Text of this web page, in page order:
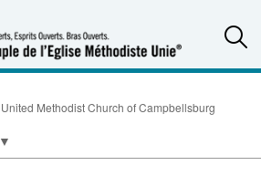
Methodist Church of Campbellsburg
▼